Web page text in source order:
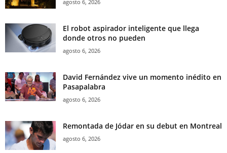
agosto 6, 2026
El robot aspirador inteligente que llega
donde otros no pueden
agosto 6, 2026
David Fernández vive un momento inédito en
Pasapalabra
agosto 6, 2026
Remontada de Jódar en su debut en Montreal
agosto 6, 2026